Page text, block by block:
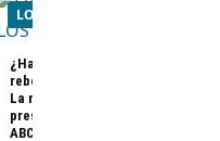
LOST
¿Habrá un
reboot de Lost?
La nueva
presidenta de
ABC dice que es